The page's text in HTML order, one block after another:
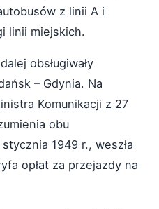
z linii A i
linii miejskich.
obsługiwały
– Gdynia. Na
Komunikacji z 27
obu
1949 r., weszła
opłat za przejazdy na